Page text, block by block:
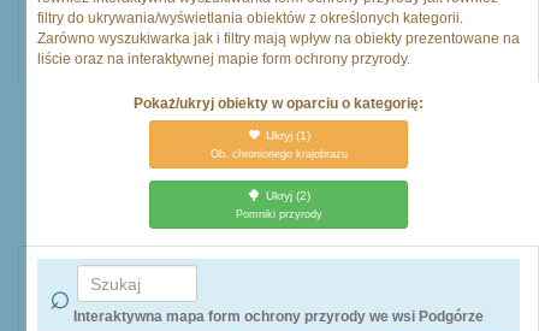
filtry do ukrywania/wyświetlania obiektów z określonych kategorii.
Zarówno wyszukiwarka jak i filtry mają wpływ na obiekty prezentowane na
liście oraz na interaktywnej mapie form ochrony przyrody.
Pokaż/ukryj obiekty w oparciu o kategorię:
Ukryj(1)
Ob. chronionego krajobrazu
Ukryj(2)
Pomniki przyrody
Interaktywna mapa form ochrony przyrody we wsi Podgórze